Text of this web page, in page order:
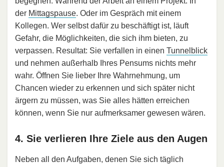
der Mittagspause. Oder im Gespräch mit einem
Kollegen. Wer selbst dafür zu beschäftigt ist, läuft
Gefahr, die Möglichkeiten, die sich ihm bieten, zu
verpassen. Resultat: Sie verfallen in einen Tunnelblick
und nehmen außerhalb Ihres Pensums nichts mehr
wahr. Öffnen Sie lieber Ihre Wahrnehmung, um
Chancen wieder zu erkennen und sich später nicht
ärgern zu müssen, was Sie alles hätten erreichen
können, wenn Sie nur aufmerksamer gewesen wären.
4. Sie verlieren Ihre Ziele aus den Augen
Neben all den Aufgaben, denen Sie sich täglich